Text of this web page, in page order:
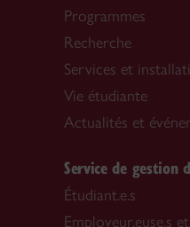
Programmes
Recherche
Services et
Vie étudiante
Actualités et
Service de gestion
Étudiant.e.s
Employeur.euse.s